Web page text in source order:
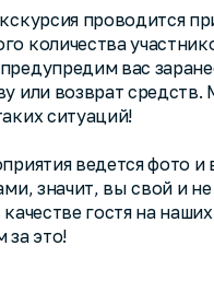
проводится
количества
вас
или возврат
ситуаций!
ведется фото и
значит, вы свой и
качестве гостя на
за это!